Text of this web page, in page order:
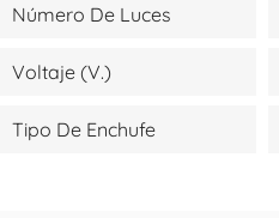
Número De Luces
Voltaje (V.)
Tipo De Enchufe